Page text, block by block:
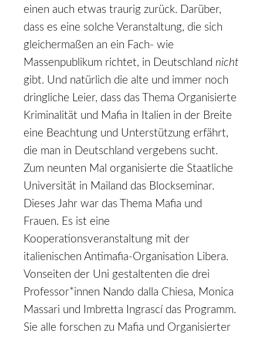
einen auch etwas traurig zurück. Darüber,
dass es eine solche Veranstaltung, die sich
gleichermaßen an ein Fach- wie
Massenpublikum richtet, in Deutschland nicht
gibt. Und natürlich die alte und immer noch
dringliche Leier, dass das Thema Organisierte
Kriminalität und Mafia in Italien in der Breite
eine Beachtung und Unterstützung erfährt,
die man in Deutschland vergebens sucht.
Zum neunten Mal organisierte die Staatliche
Universität in Mailand das Blockseminar.
Dieses Jahr war das Thema Mafia und
Frauen. Es ist eine
Kooperationsveranstaltung mit der
italienischen Antimafia-Organisation Libera.
Vonseiten der Uni gestaltenten die drei
Professor*innen Nando dalla Chiesa, Monica
Massari und Imbretta Ingrascí das Programm.
Sie alle forschen zu Mafia und Organisierter